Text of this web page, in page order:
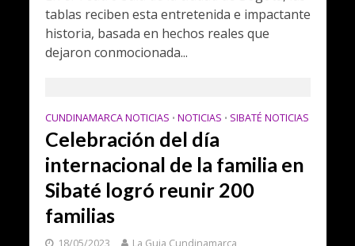
tablas reciben esta entretenida e impactante
historia, basada en hechos reales que
dejaron conmocionada...
CUNDINAMARCA NOTICIAS • NOTICIAS • SIBATÉ NOTICIAS
Celebración del día
internacional de la familia en
Sibaté logró reunir 200
familias